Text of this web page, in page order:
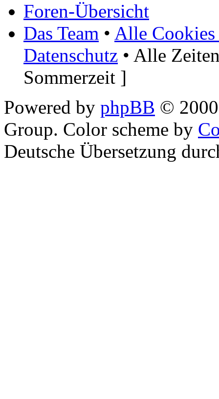
Foren-Übersicht
Das Team • Alle Cookies
Datenschutz • Alle
Sommerzeit ]
Powered by phpBB ©
Group. Color scheme by
Deutsche Übersetzung